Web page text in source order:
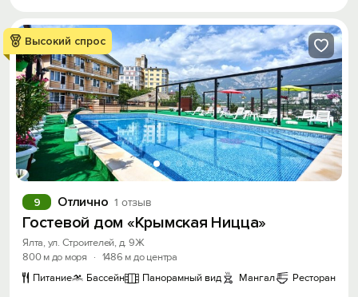
Высокий спрос
Отлично 1 отзыв
9
Гостевой дом «Крымская Ницца»
Ялта, ул. Строителей, д. 9Ж
800 м до моря
· 1486 м до центра
Питание
Бассейн Панорамный вид Мангал Ресторан